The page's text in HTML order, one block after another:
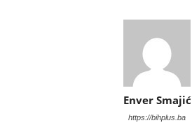
Enver Smajić
https://bihplus.ba